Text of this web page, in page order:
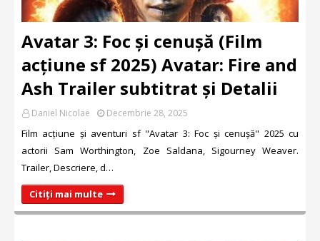
Avatar 3: Foc și cenușă (Film
acțiune sf 2025) Avatar: Fire and
Ash Trailer subtitrat și Detalii
Daniel Nicolae Decembrie 28, 2025
Film acțiune și aventuri sf "Avatar 3: Foc și cenușă" 2025 cu
actorii Sam Worthington, Zoe Saldana, Sigourney Weaver.
Trailer, Descriere, d…
Citiți mai multe